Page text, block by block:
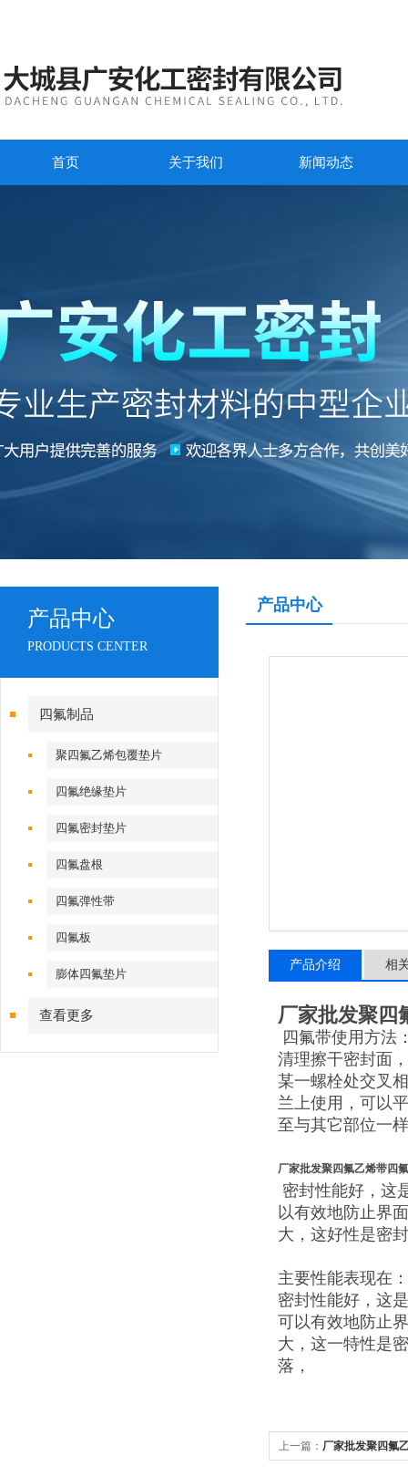
首页 关于我们 新闻动态
产品中心
PRODUCTS CENTER
四氟制品
聚四氟乙烯包覆垫片
四氟绝缘垫片
四氟密封垫片
四氟盘根
四氟弹性带
四氟板
膨体四氟垫片
查看更多
产品中心
产品介绍 相
厂家批发聚四
四氟带使用方法
清理擦干密封面
某一螺栓处交叉
兰上使用，可以
至与其它部位一
厂家批发聚四氟乙烯带四
密封性能好，这
以有效地防止界
大，这好性是密
主要性能表现在：
密封性能好，这
可以有效地防止
大，这一特性是
落，
上一篇： 厂家批发聚四氟